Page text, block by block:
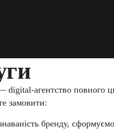
агентство повного
замовити:
бренду,